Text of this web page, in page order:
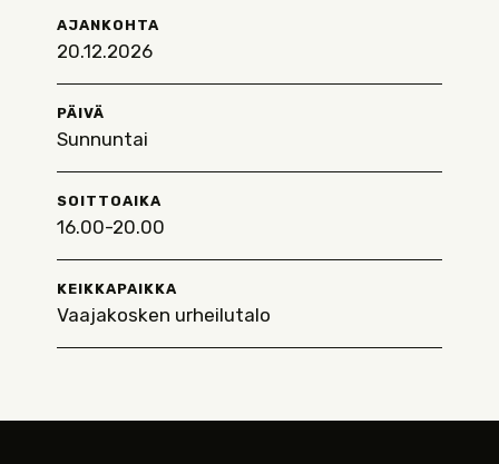
AJANKOHTA
20.12.2026
PÄIVÄ
Sunnuntai
SOITTOAIKA
16.00-20.00
KEIKKAPAIKKA
Vaajakosken urheilutalo